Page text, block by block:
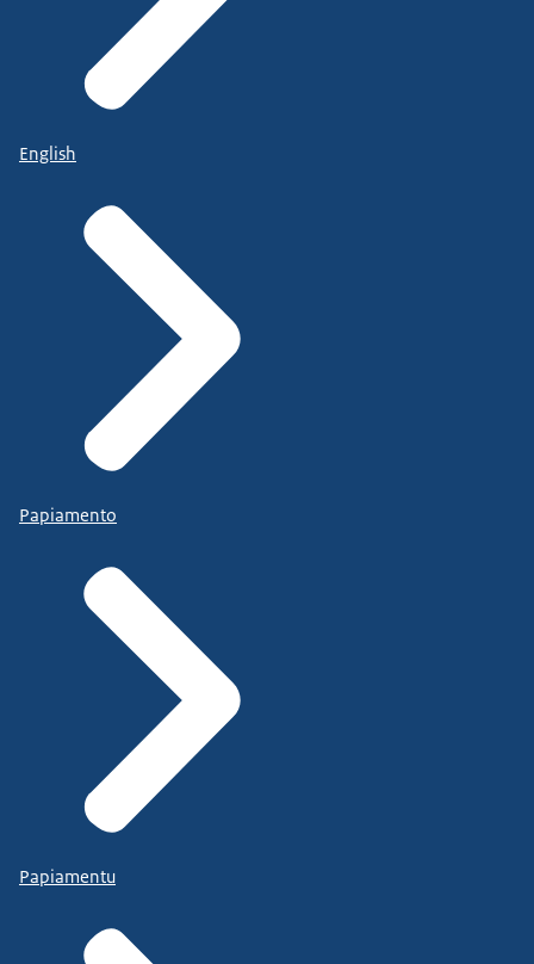
English
Papiamento
Papiamentu